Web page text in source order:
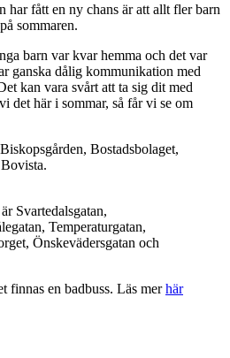
har fått en ny chans är att allt fler barn
sommaren.
barn var kvar hemma och det var
ganska dålig kommunikation med
kan vara svårt att ta sig dit med
det här i sommar, så får vi se om
Bostadsbolaget,
Svartedalsgatan,
Temperaturgatan,
Önskevädersgatan och
finnas en badbuss. Läs merhär